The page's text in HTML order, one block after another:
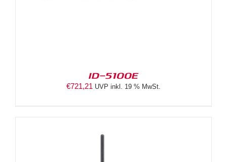
ID-5100E
€721,21 UVP inkl. 19 % MwSt.